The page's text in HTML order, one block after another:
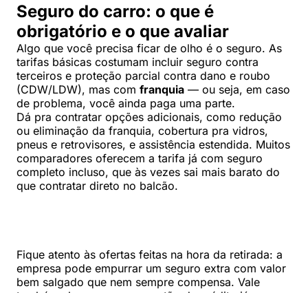
Seguro do carro: o que é
obrigatório e o que avaliar
Algo que você precisa ficar de olho é o seguro. As
tarifas básicas costumam incluir seguro contra
terceiros e proteção parcial contra dano e roubo
(CDW/LDW), mas com franquia — ou seja, em caso
de problema, você ainda paga uma parte.
Dá pra contratar opções adicionais, como redução
ou eliminação da franquia, cobertura pra vidros,
pneus e retrovisores, e assistência estendida. Muitos
comparadores oferecem a tarifa já com seguro
completo incluso, que às vezes sai mais barato do
que contratar direto no balcão.
Fique atento às ofertas feitas na hora da retirada: a
empresa pode empurrar um seguro extra com valor
bem salgado que nem sempre compensa. Vale